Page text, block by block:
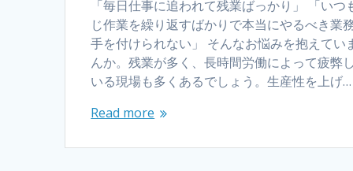
「毎日仕事に追われて残業ばっかり」 「いつ
じ作業を繰り返すばかりで本当にやるべき業
手を付けられない」 そんなお悩みを抱えてい
んか。残業が多く、長時間労働によって疲弊
いる現場も多くあるでしょう。生産性を上げ…
Read more